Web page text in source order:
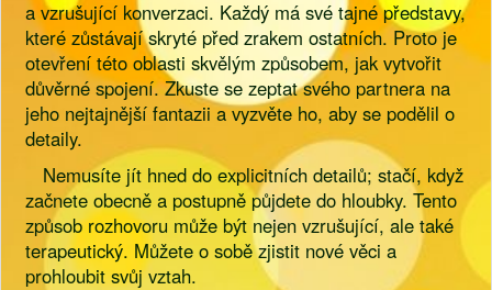
a vzrušující konverzaci. Každý má své tajné představy,
které zůstávají skryté před zrakem ostatních. Proto je
otevření této oblasti skvělým způsobem, jak vytvořit
důvěrné spojení. Zkuste se zeptat svého partnera na
jeho nejtajnější fantazii a vyzvěte ho, aby se podělil o
detaily.
Nemusíte jít hned do explicitních detailů; stačí, když
začnete obecně a postupně půjdete do hloubky. Tento
způsob rozhovoru může být nejen vzrušující, ale také
terapeutický. Můžete o sobě zjistit nové věci a
prohloubit svůj vztah.